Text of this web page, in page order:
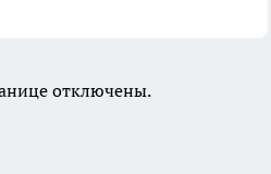
отключены.